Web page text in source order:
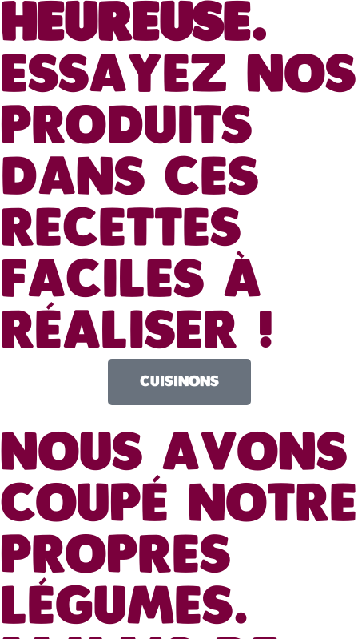
HEUREUSE.
ESSAYEZ NOS
PRODUITS
DANS CES
RECETTES
FACILES À
RÉALISER !
CUISINONS
NOUS AVONS
COUPÉ NOTRE
PROPRES
LÉGUMES.